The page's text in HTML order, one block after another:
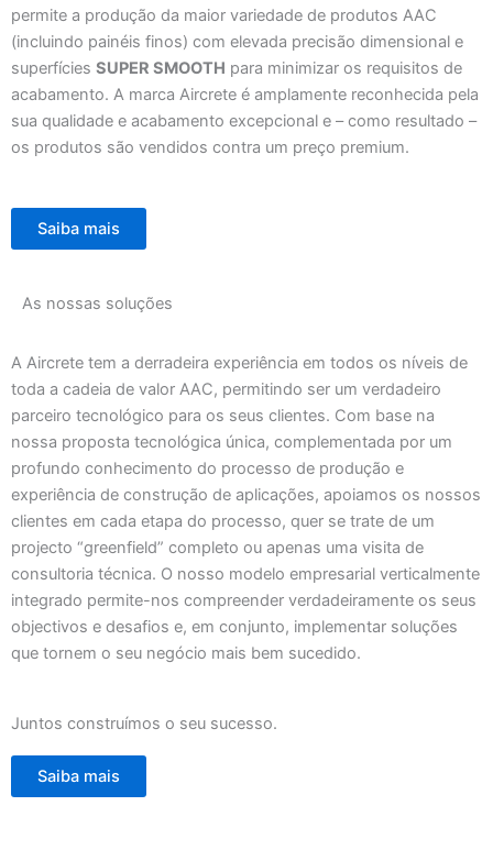
permite a produção da maior variedade de produtos AAC
(incluindo painéis finos) com elevada precisão dimensional e
superfícies SUPER SMOOTH para minimizar os requisitos de
acabamento. A marca Aircrete é amplamente reconhecida pela
sua qualidade e acabamento excepcional e – como resultado –
os produtos são vendidos contra um preço premium.
Saiba mais
As nossas soluções
A Aircrete tem a derradeira experiência em todos os níveis de
toda a cadeia de valor AAC, permitindo ser um verdadeiro
parceiro tecnológico para os seus clientes. Com base na
nossa proposta tecnológica única, complementada por um
profundo conhecimento do processo de produção e
experiência de construção de aplicações, apoiamos os nossos
clientes em cada etapa do processo, quer se trate de um
projecto “greenfield” completo ou apenas uma visita de
consultoria técnica. O nosso modelo empresarial verticalmente
integrado permite-nos compreender verdadeiramente os seus
objectivos e desafios e, em conjunto, implementar soluções
que tornem o seu negócio mais bem sucedido.
Juntos construímos o seu sucesso.
Saiba mais